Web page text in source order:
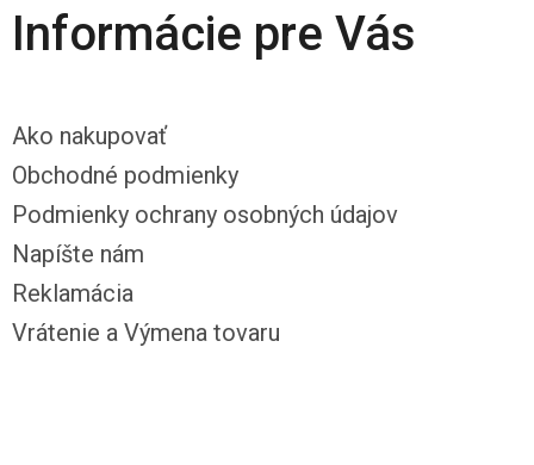
Informácie pre Vás
Ako nakupovať
Obchodné podmienky
Podmienky ochrany osobných údajov
Napíšte nám
Reklamácia
Vrátenie a Výmena tovaru